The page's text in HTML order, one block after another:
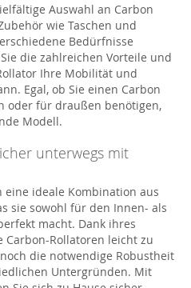
Auswahl an Carbon
wie Taschen und
Bedürfnisse
die zahlreichen Vorteile und
Ihre Mobilität und
Egal, ob Sie einen Carbon
oder für draußen benötigen,
Modell.
unterwegs mit
eine ideale Kombination aus
sie sowohl für den Innen- als
macht. Dank ihres
Carbon-Rollatoren leicht zu
die notwendige Robustheit
Untergründen. Mit